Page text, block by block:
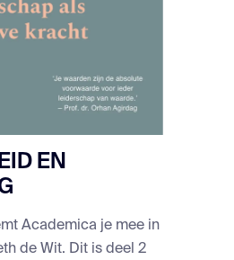
EN
Academica je mee in
de Wit. Dit is deel 2